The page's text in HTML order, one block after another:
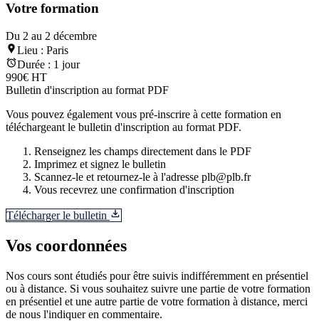
Votre formation
Du 2 au 2 décembre
Lieu : Paris
Durée : 1 jour
990€ HT
Bulletin d'inscription au format PDF
Vous pouvez également vous pré-inscrire à cette formation en
téléchargeant le bulletin d'inscription au format PDF.
Renseignez les champs directement dans le PDF
Imprimez et signez le bulletin
Scannez-le et retournez-le à l'adresse plb@plb.fr
Vous recevrez une confirmation d'inscription
Télécharger le bulletin
Vos coordonnées
Nos cours sont étudiés pour être suivis indifféremment en présentiel
ou à distance. Si vous souhaitez suivre une partie de votre formation
en présentiel et une autre partie de votre formation à distance, merci
de nous l'indiquer en commentaire.